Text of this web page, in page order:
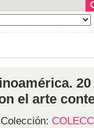
el arte
Colección: